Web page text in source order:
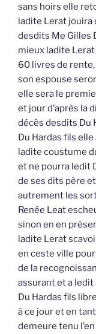
sans hoirs elle
ladite Lerat jouira
desdits Me Gilles
mieux ladite Lerat
60 livres de
son espouse
elle sera le
et jour d’après la
décès desdits Du
Du Hardas fils
ladite coustume
et ne pourra ledit
de ses dits père
autrement les
Renée Leat
sinon en en
ladite Lerat
en ceste ville
de la
assurant et a
Du Hardas fils
à ce jour et en
demeure tenu